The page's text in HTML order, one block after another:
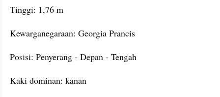
Tinggi: 1,76 m
Kewarganegaraan: Georgia Prancis
Posisi: Penyerang - Depan - Tengah
Kaki dominan: kanan